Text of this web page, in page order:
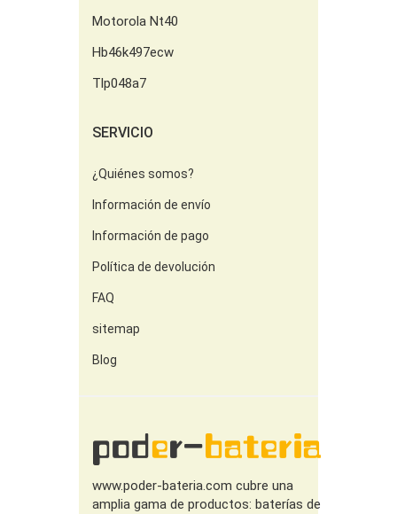
Motorola Nt40
Hb46k497ecw
Tlp048a7
SERVICIO
¿Quiénes somos?
Información de envío
Información de pago
Política de devolución
FAQ
sitemap
Blog
www.poder-bateria.com cubre una
amplia gama de productos: baterías de